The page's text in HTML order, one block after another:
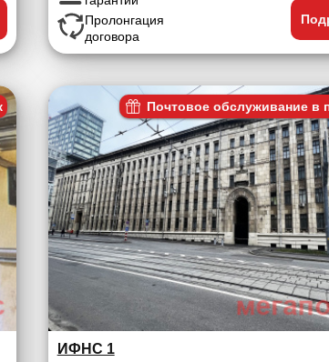
Пролонгация
договора
Почтовое обслуживание в
ИФНС 1